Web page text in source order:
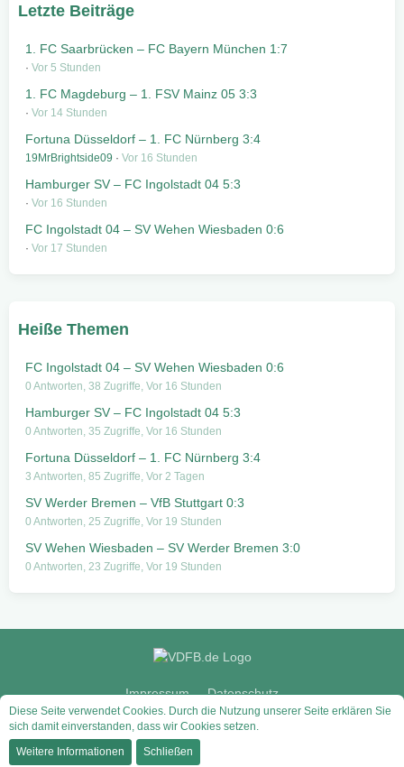
Letzte Beiträge
1. FC Saarbrücken – FC Bayern München 1:7
Vor 5 Stunden
1. FC Magdeburg – 1. FSV Mainz 05 3:3
Vor 14 Stunden
Fortuna Düsseldorf – 1. FC Nürnberg 3:4
19MrBrightside09 Vor 16 Stunden
Hamburger SV – FC Ingolstadt 04 5:3
Vor 16 Stunden
FC Ingolstadt 04 – SV Wehen Wiesbaden 0:6
Vor 17 Stunden
Heiße Themen
FC Ingolstadt 04 – SV Wehen Wiesbaden 0:6
0 Antworten, 38 Zugriffe, Vor 16 Stunden
Hamburger SV – FC Ingolstadt 04 5:3
0 Antworten, 35 Zugriffe, Vor 16 Stunden
Fortuna Düsseldorf – 1. FC Nürnberg 3:4
3 Antworten, 85 Zugriffe, Vor 2 Tagen
SV Werder Bremen – VfB Stuttgart 0:3
0 Antworten, 25 Zugriffe, Vor 19 Stunden
SV Wehen Wiesbaden – SV Werder Bremen 3:0
0 Antworten, 23 Zugriffe, Vor 19 Stunden
Impressum Datenschutz
Community-Software:
Diese Seite verwendet Cookies. Durch die Nutzung unserer Seite erklären Sie
sich damit einverstanden, dass wir Cookies setzen.
Weitere Informationen
Schließen